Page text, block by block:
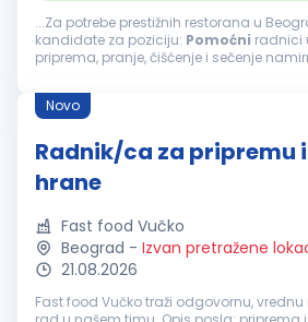
...Za potrebe prestižnih restorana u
kandidate za poziciju: Pomoćni radnici
priprema, pranje, čišćenje i sečenje
poslova u
Novo
Radnik/ca za pripremu
hrane
Fast food Vučko
Beograd - Izvan pretražene
21.08.2026
Fast food Vučko traži odgovornu,